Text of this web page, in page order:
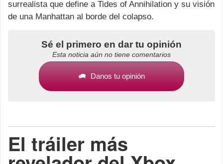
surrealista que define a Tides of Annihilation y su visión
de una Manhattan al borde del colapso.
Sé el primero en dar tu opinión
Esta noticia aún no tiene comentarios
Danos tu opinión
El tráiler más